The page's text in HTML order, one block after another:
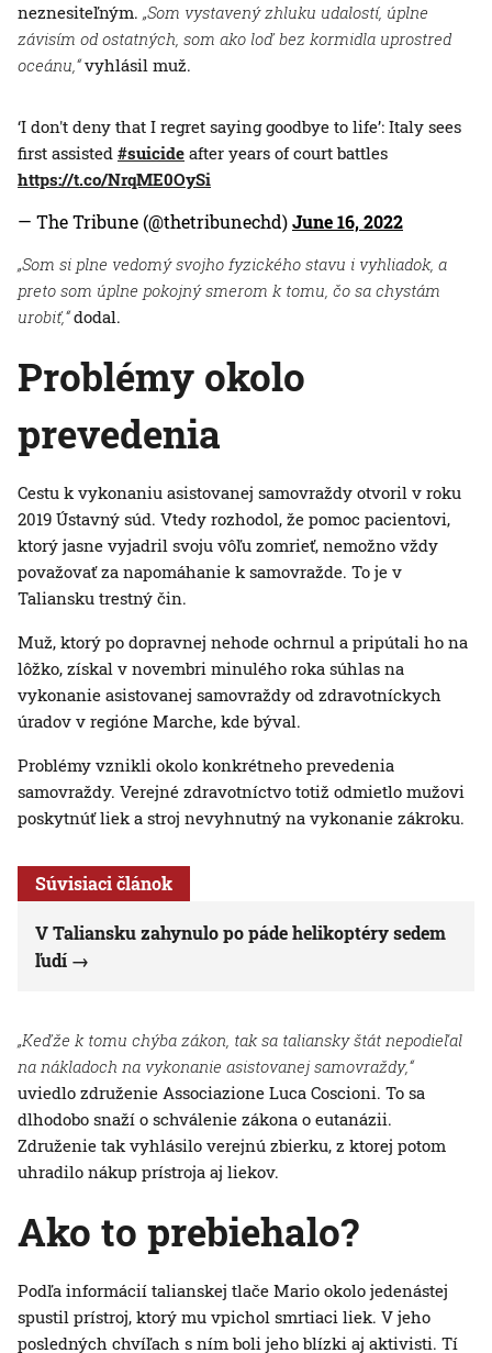
neznesiteľným. „Som vystavený zhluku udalostí, úplne
závisím od ostatných, som ako loď bez kormidla uprostred
oceánu,“vyhlásil muž.
‘I don't deny that I regret saying goodbye to life’: Italy sees
first assisted #suicide after years of court battles
https://t.co/NrqME0OySi
— The Tribune (@thetribunechd)June 16, 2022
„Som si plne vedomý svojho fyzického stavu i vyhliadok, a
preto som úplne pokojný smerom k tomu, čo sa chystám
urobiť,“dodal.
Problémy okolo
prevedenia
Cestu k vykonaniu asistovanej samovraždy otvoril v roku
2019 Ústavný súd. Vtedy rozhodol, že pomoc pacientovi,
ktorý jasne vyjadril svoju vôľu zomrieť, nemožno vždy
považovať za napomáhanie k samovražde. To je v
Taliansku trestný čin.
Muž, ktorý po dopravnej nehode ochrnul a pripútali ho na
lôžko, získal v novembri minulého roka súhlas na
vykonanie asistovanej samovraždy od zdravotníckych
úradov v regióne Marche, kde býval.
Problémy vznikli okolo konkrétneho prevedenia
samovraždy. Verejné zdravotníctvo totiž odmietlo mužovi
poskytnúť liek a stroj nevyhnutný na vykonanie zákroku.
Súvisiaci článok
V Taliansku zahynulo po páde helikoptéry sedem
ľudí
„Keďže k tomu chýba zákon, tak sa taliansky štát nepodieľal
na nákladoch na vykonanie asistovanej samovraždy,“
uviedlo združenie Associazione Luca Coscioni. To sa
dlhodobo snaží o schválenie zákona o eutanázii.
Združenie tak vyhlásilo verejnú zbierku, z ktorej potom
uhradilo nákup prístroja aj liekov.
Ako to prebiehalo?
Podľa informácií talianskej tlače Mario okolo jedenástej
spustil prístroj, ktorý mu vpichol smrtiaci liek. V jeho
posledných chvíľach s ním boli jeho blízki aj aktivisti. Tí